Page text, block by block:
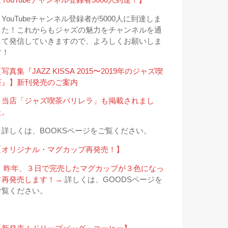
YouTubeチャンネル登録者が5000人に到達しま
た！これからもジャズの魅力をチャンネルを通
て発信していきますので、よろしくお願いしま
写真集『JAZZ KISSA 2015〜2019年のジャズ喫
』】新刊発売のご案内
当店「ジャズ喫茶バリレラ」も掲載されまし
しくは、BOOKSページをご覧ください。
リジナル・マグカップ再発売！】
昨年、３日で完売したマグカップが３色になっ
再発売します！→ 詳しくは、GOODSページを
ください。